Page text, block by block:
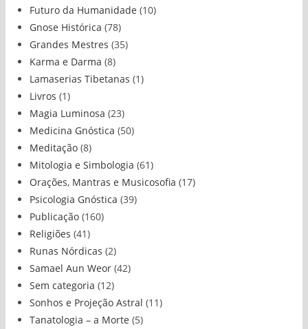
Futuro da Humanidade (10)
Gnose Histórica (78)
Grandes Mestres (35)
Karma e Darma (8)
Lamaserias Tibetanas (1)
Livros (1)
Magia Luminosa (23)
Medicina Gnóstica (50)
Meditação (8)
Mitologia e Simbologia (61)
Orações, Mantras e Musicosofia (17)
Psicologia Gnóstica (39)
Publicação (160)
Religiões (41)
Runas Nórdicas (2)
Samael Aun Weor (42)
Sem categoria (12)
Sonhos e Projeção Astral (11)
Tanatologia – a Morte (5)